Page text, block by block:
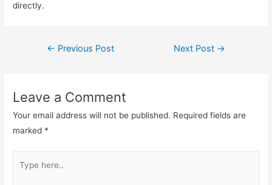
directly.
Post
← Previous Post Next Post →
Leave a Comment
Your email address will not be published. Required fields are
marked *
here..